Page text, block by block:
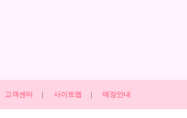
고객센터 사이트맵 매장안내